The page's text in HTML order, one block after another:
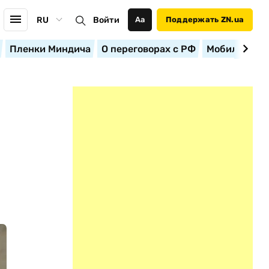
RU Войти Аа Поддержать ZN.ua
Пленки Миндича О переговорах с РФ